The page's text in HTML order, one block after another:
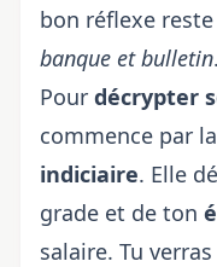
bon réflexe
banque et bulletin.
Pour décrypter
commence par
indiciaire. Elle
grade et de ton
salaire. Tu